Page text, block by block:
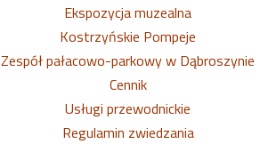
Ekspozycja muzealna
Kostrzyńskie Pompeje
Zespół pałacowo-parkowy w Dąbroszynie
Cennik
Usługi przewodnickie
Regulamin zwiedzania